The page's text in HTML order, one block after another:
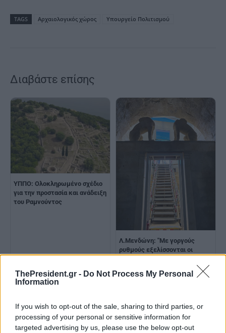
ThePresident.gr - Do Not Process My Personal
Information
If you wish to opt-out of the sale, sharing to third parties, or
processing of your personal or sensitive information for
targeted advertising by us, please use the below opt-out
TAGS Αρχαιολογικός χώρος Υπουργείο Πολιτισμού
Διαβάστε επίσης
ΥΠΠΟ: Ολοκληρωμένο σχέδιο
για την προστασία και ανάδειξη
του Ραμνούντος
Λ.Μενδώνη: "Με γοργούς
ρυθμούς εξελίσσονται οι
στην Αμφίπολη - Αποδίδουμε
μνημεία της πόλης